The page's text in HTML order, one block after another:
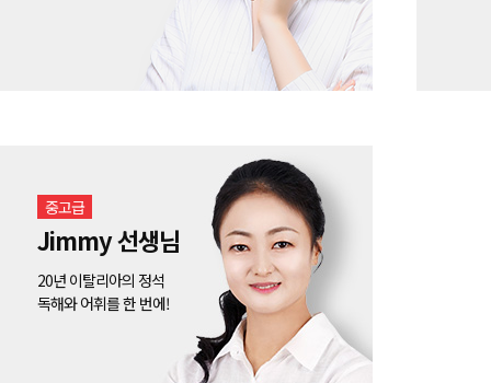
Jimmy 선생님
중고급
20년 이탈리아의 정석
독해와 어휘를 한 번에!